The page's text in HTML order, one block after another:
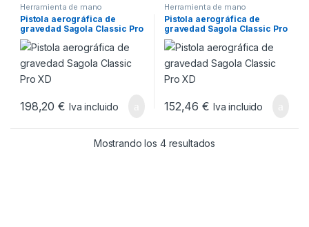
Herramienta de mano
Pistola aerográfica de
gravedad Sagola Classic Pro
XD
198,20€ Iva incluido
Herramienta de mano
Pistola aerográfica de
gravedad Sagola Classic Pro
XD
152,46€ Iva incluido
Mostrando los 4 resultados